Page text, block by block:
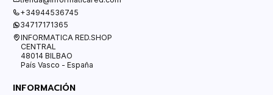
+34944536745
34717171365
INFORMATICA RED.SHOP
CENTRAL
48014 BILBAO
País Vasco - España
INFORMACIÓN